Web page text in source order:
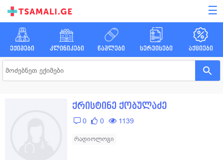
☰
ექიმები კლინიკები წამლები სერვისები აქციები
ქრისტინე ქობულაძე
0 0 1139
რადიოლოგი